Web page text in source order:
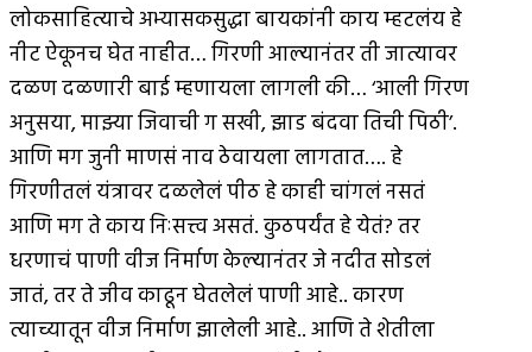
लोकसाहित्याचे अभ्यासकसुद्धा बायकांनी काय म्हटलंय हे
नीट ऐकूनच घेत नाहीत… गिरणी आल्यानंतर ती जात्यावर
दळण दळणारी बाई म्हणायला लागली की… ‘आली गिरण
अनुसया, माझ्या जिवाची ग सखी, झाड बंदवा तिची पिठी’.
आणि मग जुनी माणसं नाव ठेवायला लागतात…. हे
गिरणीतलं यंत्रावर दळलेलं पीठ हे काही चांगलं नसतं
आणि मग ते काय निःसत्त्व असतं. कुठपर्यंत हे येतं? तर
धरणाचं पाणी वीज निर्माण केल्यानंतर जे नदीत सोडलं
जातं, तर ते जीव काढून घेतलेलं पाणी आहे.. कारण
त्याच्यातून वीज निर्माण झालेली आहे.. आणि ते शेतीला